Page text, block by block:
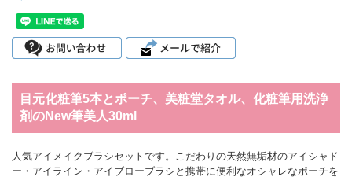
目元化粧筆5本とポーチ、美粧堂タオル、化粧筆用洗浄
剤のNew筆美人30ml
人気アイメイクブラシセットです。こだわりの天然無垢材のアイシャド
ー・アイライン・アイブローブラシと携帯に便利なオシャレなポーチを